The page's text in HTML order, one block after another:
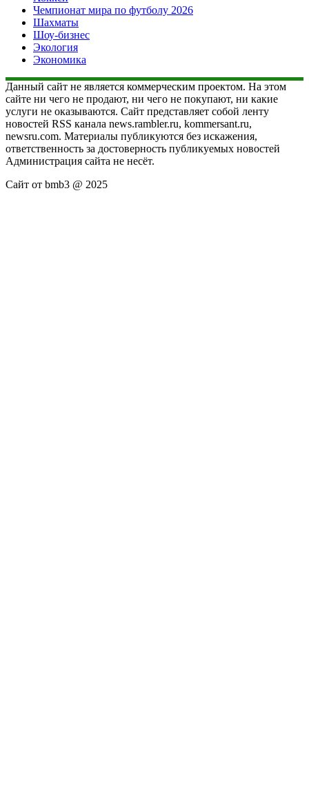
Чемпионат мира по футболу 2026
Шахматы
Шоу-бизнес
Экология
Экономика
Данный сайт не является коммерческим проектом. На этом
сайте ни чего не продают, ни чего не покупают, ни какие
услуги не оказываются. Сайт представляет собой ленту
новостей RSS канала news.rambler.ru, kommersant.ru,
newsru.com. Материалы публикуются без искажения,
ответственность за достоверность публикуемых новостей
Администрация сайта не несёт.
Сайт от bmb3 @ 2025